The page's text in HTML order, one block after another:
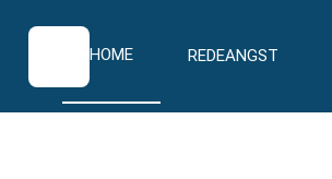
HOME REDEANGST